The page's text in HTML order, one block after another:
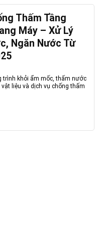
Thấm Tầng
Máy – Xử Lý
Ngăn Nước Từ
trình khỏi ẩm mốc, thấm nước
liệu và dịch vụ chống thấm